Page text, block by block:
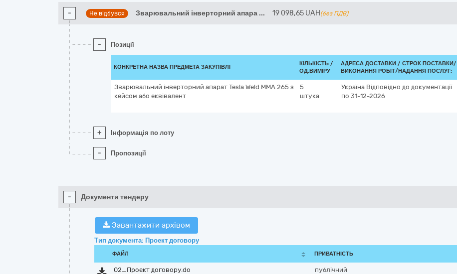
- Не відбувся Зварювальний інверторний апара ... 19 098,65 UAH (без ПДВ)
- Позиції
КОНКРЕТНА НАЗВА ПРЕДМЕТА ЗАКУПІВЛІ
КІЛЬКІСТЬ /
ОД.ВИМІРУ
АДРЕСА ДОСТАВКИ / СТРОК ПОСТАВКИ/
ВИКОНАННЯ РОБІТ/НАДАННЯ ПОСЛУГ:
Зварювальний інверторний апарат Tesla Weld MMA 265 з
кейсом або еквівалент
5
штука
Україна Відповідно до документації
по 31-12-2026
+ Інформація по лоту
- Пропозиції
- Документи тендеру
Завантажити архівом
Тип документа: Проект договору
ФАЙЛ ПРИВАТНІСТЬ
02_Проєкт договору.do
публічний